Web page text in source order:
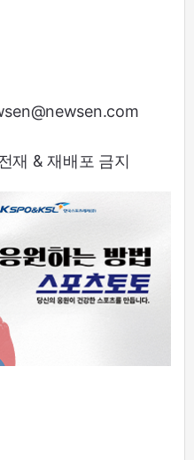
재 & 재배포 금지